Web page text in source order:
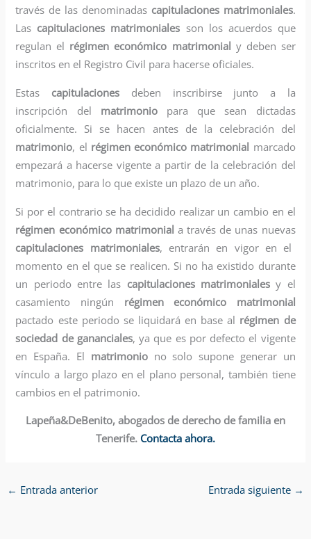
través de las denominadas capitulaciones matrimoniales.
Las capitulaciones matrimoniales son los acuerdos que
regulan el régimen económico matrimonial y deben ser
inscritos en el Registro Civil para hacerse oficiales.
Estas capitulaciones deben inscribirse junto a la
inscripción del matrimoniopara que sean dictadas
oficialmente. Si se hacen antes de la celebración del
matrimonio, el régimen económico matrimonial marcado
empezará a hacerse vigente a partir de la celebración del
matrimonio, para lo que existe un plazo de un año.
Si por el contrario se ha decidido realizar un cambio en el
régimen económico matrimonial a través de unas nuevas
capitulaciones matrimoniales, entrarán en vigor en el
momento en el que se realicen. Si no ha existido durante
un periodo entre las capitulaciones matrimonialesy el
casamiento ningún régimen económico matrimonial
pactado este periodo se liquidará en base al régimen de
sociedad de gananciales, ya que es por defecto el vigente
en España. El matrimoniono solo supone generar un
vínculo a largo plazo en el plano personal, también tiene
cambios en el patrimonio.
Lapeña&DeBenito, abogados de derecho de familia en
Tenerife. Contacta ahora.
← Entrada anterior Entrada siguiente →